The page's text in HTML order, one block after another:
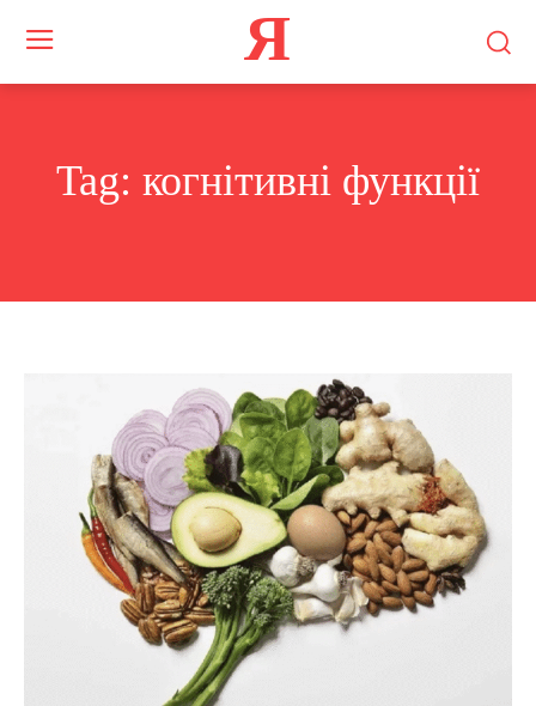
Я
Tag: когнітивні функції